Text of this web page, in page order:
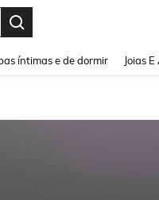
íntimas e de dormir Joias